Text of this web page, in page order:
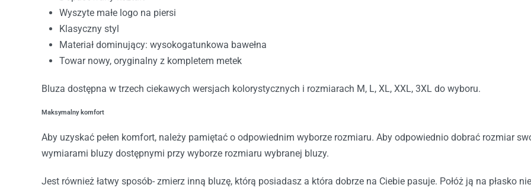
Wyszyte małe logo na piersi
Klasyczny styl
Materiał dominujący: wysokogatunkowa bawełna
Towar nowy, oryginalny z kompletem metek
Bluza dostępna w trzech ciekawych wersjach kolorystycznych i rozmiarach M, L, XL, XXL, 3XL do wyboru.
Maksymalny komfort
Aby uzyskać pełen komfort, należy pamiętać o odpowiednim wyborze rozmiaru. Aby odpowiednio dobrać rozmiar
wymiarami bluzy dostępnymi przy wyborze rozmiaru wybranej bluzy.
Jest również łatwy sposób- zmierz inną bluzę, którą posiadasz a która dobrze na Ciebie pasuje. Połóż ją na płasko